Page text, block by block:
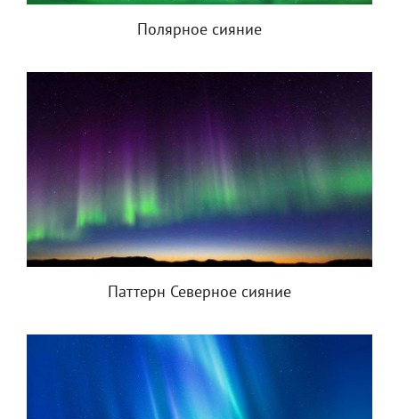
Полярное сияние
Паттерн Северное сияние